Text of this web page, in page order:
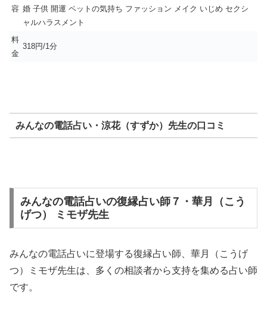
容 婚 子供 開運 ペットの気持ち ファッション メイク いじめ セクシ
ャルハラスメント
料
金
318円/1分
みんなの電話占い・涼花（すずか）先生の口コミ
みんなの電話占いの復縁占い師７・華月（こう
げつ） ミモザ先生
みんなの電話占いに登場する復縁占い師、華月（こうげ
つ）ミモザ先生は、多くの相談者から支持を集める占い師
です。